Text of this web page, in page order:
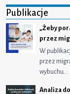
Publikacje
„Żeby
przez
W
przez
wybuchu…
Analiza